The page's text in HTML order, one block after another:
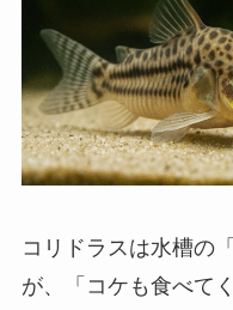
コリドラスは水槽の
が、「コケも食べて